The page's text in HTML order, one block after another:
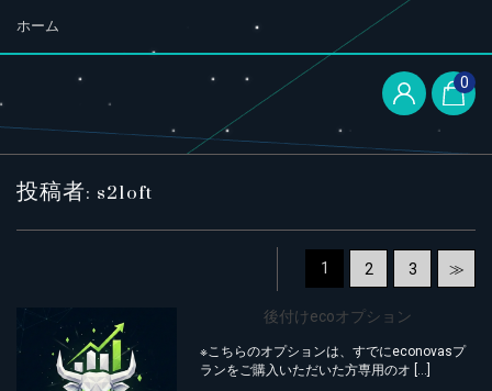
ホーム
0
投稿者:s21oft
1 2 3 ≫
後付けecoオプション
※こちらのオプションは、すでにeconovasプ
ランをご購入いただいた方専用のオ […]